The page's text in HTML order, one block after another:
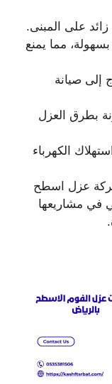
على المبنى.
مما يمنع
إلى صيانة
بطرق العزل
الكهرباء
عزل اسطح
في مشاريعها